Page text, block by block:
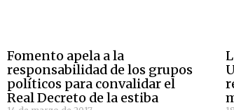
Fomento apela a la
responsabilidad de los grupos
políticos para convalidar el
Real Decreto de la estiba